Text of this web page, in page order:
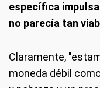
específica
no parecía tan
Claramente,
moneda débil